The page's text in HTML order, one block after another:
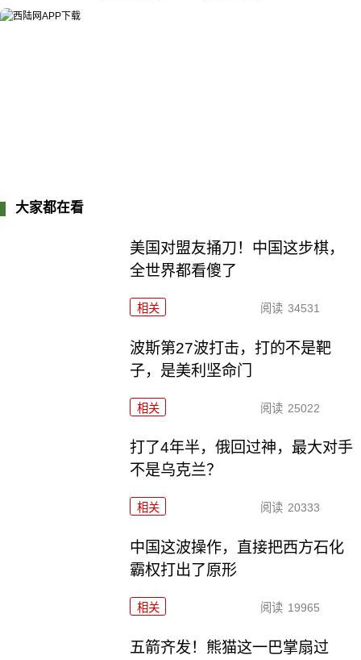
大家都在看
美国对盟友捅刀！中国这步棋，
全世界都看傻了
相关 阅读 34531
波斯第27波打击，打的不是靶
子，是美利坚命门
相关 阅读 25022
打了4年半，俄回过神，最大对手
不是乌克兰？
相关 阅读 20333
中国这波操作，直接把西方石化
霸权打出了原形
相关 阅读 19965
五箭齐发！熊猫这一巴掌扇过